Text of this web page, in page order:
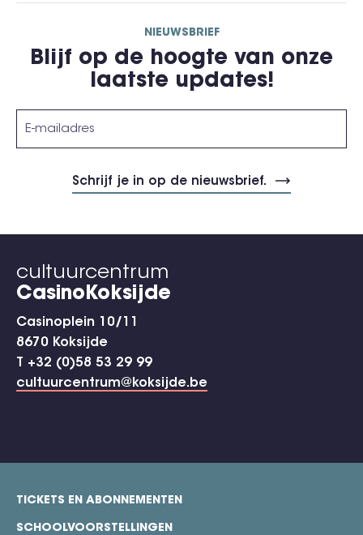
NIEUWSBRIEF
Blijf op de hoogte van onze
laatste updates!
cultuurcentrum
CasinoKoksijde
Casinoplein 10/11
8670 Koksijde
T +32 (0)58 53 29 99
cultuurcentrum@koksijde.be
footer
TICKETS EN ABONNEMENTEN
SCHOOLVOORSTELLINGEN